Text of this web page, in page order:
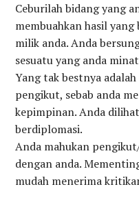
Ceburilah bidang yang
membuahkan hasil yang
milik anda. Anda
sesuatu yang anda
Yang tak bestnya
pengikut, sebab anda
kepimpinan. Anda
berdiplomasi.
Anda mahukan
dengan anda.
mudah menerima